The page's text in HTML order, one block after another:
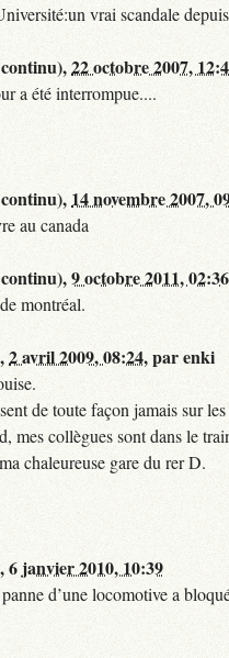
vrai scandale
22 octobre 2007,
a été interrompue....
14 novembre 2007,
au canada
9 octobre 2011, 02:36
montréal.
2 avril 2009, 08:24,parenki
de toute façon jamais sur
collègues sont dans le
chaleureuse gare du rer D.
6 janvier 2010, 10:39
d’une locomotive a